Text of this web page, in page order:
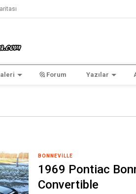
Forum Yazılar
BONNEVILLE
1969 Pontiac
Convertible